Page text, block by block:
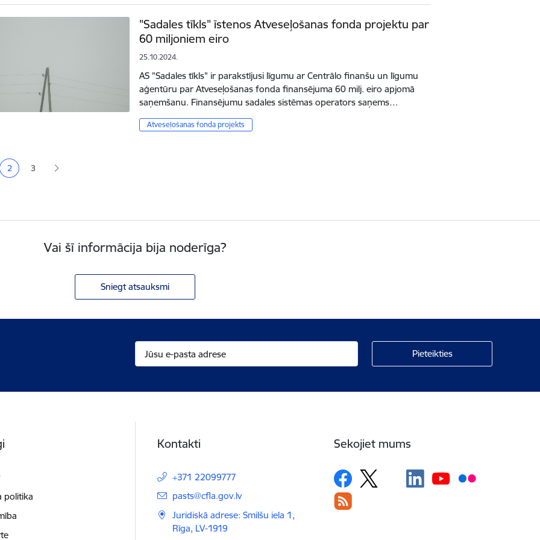
"Sadales tīkls" īstenos Atveseļošanas fonda projektu par
60 miljoniem eiro
25.10.2024.
AS "Sadales tīkls" ir parakstījusi līgumu ar Centrālo finanšu un līgumu
aģentūru par Atveseļošanas fonda finansējuma 60 milj. eiro apjomā
saņemšanu. Finansējumu sadales sistēmas operators saņems…
Atveseļošanas fonda projekts
Pašreizējā lapa
2 Lapa
3
Vai šī informācija bija noderīga?
Sniegt atsauksmi
politika
Kontakti
+371 22099777
E-pasts:
pasts@cfla.gov.lv
Juridiskā adrese: Smilšu iela 1,
Rīga, LV-1919
Sekojiet mums